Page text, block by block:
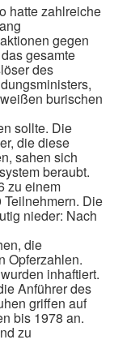
hatte zahlreiche
gegen
gesamte
des
burischen
sollte. Die
die diese
sahen sich
beraubt.
zu einem
Die
nieder: Nach
die
Opferzahlen.
inhaftiert.
Anführer des
griffen auf
bis 1978 an.
zu